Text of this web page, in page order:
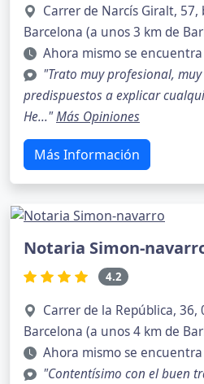
Carrer de Narcís Giralt, 57,
Barcelona (a unos 3 km de
Ahora mismo se
"Trato muy profesional,
predispuestos a explicar
He..."Más Opiniones
Más Información
Notaria Simon-
4.2
Carrer de la República, 36,
Barcelona (a unos 4 km de
Ahora mismo se
"Contentísimo con el buen